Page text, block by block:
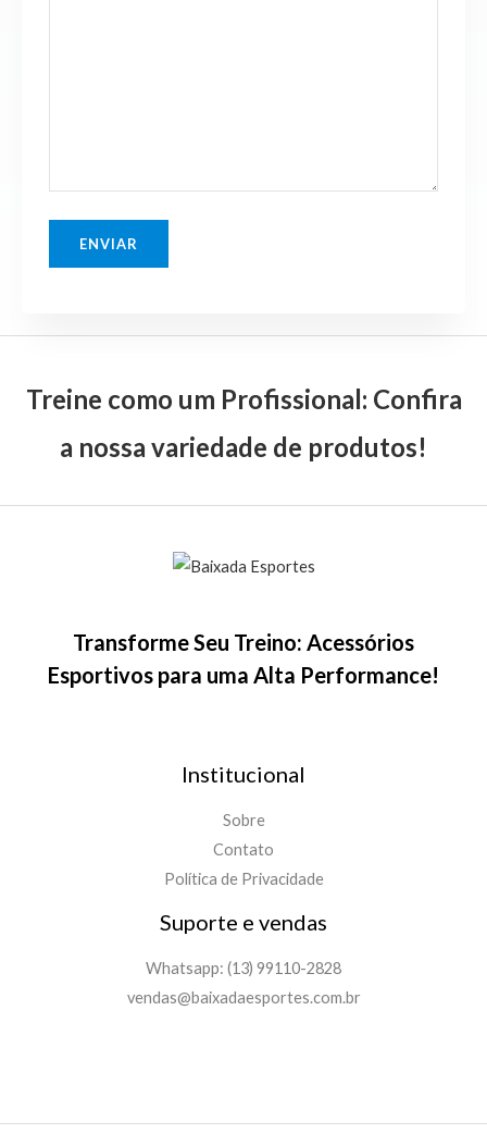
Treine como um Profissional: Confira
a nossa variedade de produtos!
Transforme Seu Treino: Acessórios
Esportivos para uma Alta Performance!
Institucional
Sobre
Contato
Política de Privacidade
Suporte e vendas
Whatsapp: (13) 99110-2828
vendas@baixadaesportes.com.br